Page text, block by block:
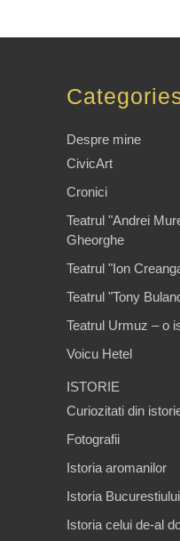
Despre mine
CivicArt
Cronici
Teatrul "Andrei
Gheorghe
Teatrul "Ion
Teatrul "Tony
Teatrul Urmuz – o
Voicu Hetel
ISTORIE
Curiozitati din
Fotografii
Istoria aromanilor
Istoria Bucurestiului
Istoria celui de-al